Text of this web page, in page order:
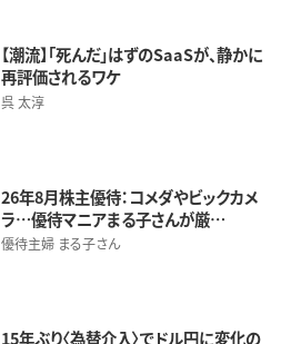
【潮流】「死んだ」はずのSaaSが、静かに
再評価されるワケ
呉 太淳
26年8月株主優待：コメダやビックカメ
ラ…優待マニアまる子さんが厳…
優待主婦 まる子さん
15年ぶり〈為替介入〉でドル円に変化の